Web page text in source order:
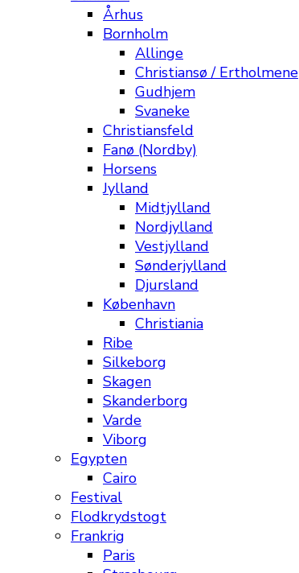
Århus
Bornholm
Allinge
Christiansø / Ertholmene
Gudhjem
Svaneke
Christiansfeld
Fanø (Nordby)
Horsens
Jylland
Midtjylland
Nordjylland
Vestjylland
Sønderjylland
Djursland
København
Christiania
Ribe
Silkeborg
Skagen
Skanderborg
Varde
Viborg
Egypten
Cairo
Festival
Flodkrydstogt
Frankrig
Paris